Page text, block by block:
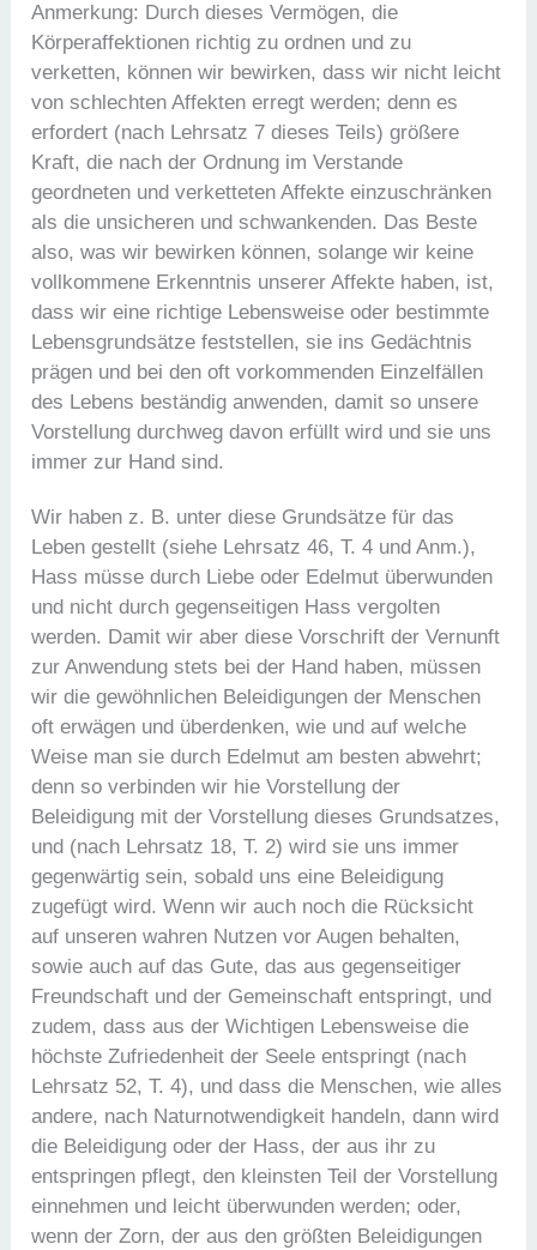
Anmerkung: Durch dieses Vermögen, die
Körperaffektionen richtig zu ordnen und zu
verketten, können wir bewirken, dass wir nicht leicht
von schlechten Affekten erregt werden; denn es
erfordert (nach Lehrsatz 7 dieses Teils) größere
Kraft, die nach der Ordnung im Verstande
geordneten und verketteten Affekte einzuschränken
als die unsicheren und schwankenden. Das Beste
also, was wir bewirken können, solange wir keine
vollkommene Erkenntnis unserer Affekte haben, ist,
dass wir eine richtige Lebensweise oder bestimmte
Lebensgrundsätze feststellen, sie ins Gedächtnis
prägen und bei den oft vorkommenden Einzelfällen
des Lebens beständig anwenden, damit so unsere
Vorstellung durchweg davon erfüllt wird und sie uns
immer zur Hand sind.
Wir haben z. B. unter diese Grundsätze für das
Leben gestellt (siehe Lehrsatz 46, T. 4 und Anm.),
Hass müsse durch Liebe oder Edelmut überwunden
und nicht durch gegenseitigen Hass vergolten
werden. Damit wir aber diese Vorschrift der Vernunft
zur Anwendung stets bei der Hand haben, müssen
wir die gewöhnlichen Beleidigungen der Menschen
oft erwägen und überdenken, wie und auf welche
Weise man sie durch Edelmut am besten abwehrt;
denn so verbinden wir hie Vorstellung der
Beleidigung mit der Vorstellung dieses Grundsatzes,
und (nach Lehrsatz 18, T. 2) wird sie uns immer
gegenwärtig sein, sobald uns eine Beleidigung
zugefügt wird. Wenn wir auch noch die Rücksicht
auf unseren wahren Nutzen vor Augen behalten,
sowie auch auf das Gute, das aus gegenseitiger
Freundschaft und der Gemeinschaft entspringt, und
zudem, dass aus der Wichtigen Lebensweise die
höchste Zufriedenheit der Seele entspringt (nach
Lehrsatz 52, T. 4), und dass die Menschen, wie alles
andere, nach Naturnotwendigkeit handeln, dann wird
die Beleidigung oder der Hass, der aus ihr zu
entspringen pflegt, den kleinsten Teil der Vorstellung
einnehmen und leicht überwunden werden; oder,
wenn der Zorn, der aus den größten Beleidigungen